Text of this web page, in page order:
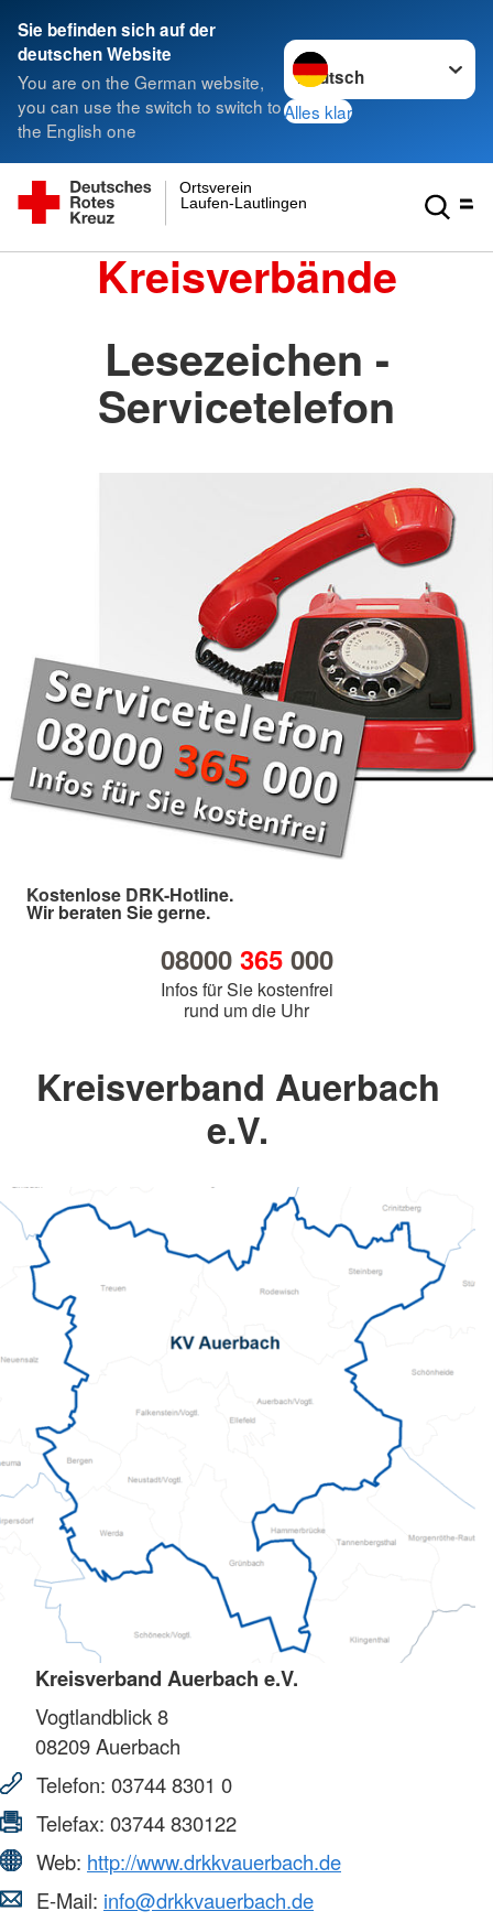
Sie befinden sich auf der
deutschen Website
You are on the German website,
you can use the switch to switch to
the English one
Sprache wechseln zu
Alles klar
Laufen-Lautlingen
Ortsverein
Kreisverbände
Lesezeichen -
Servicetelefon
Kostenlose DRK-Hotline.
Wir beraten Sie gerne.
08000 365000
Infos für Sie kostenfrei
rund um die Uhr
Kreisverband Auerbach
e.V.
Kreisverband Auerbach e.V.
Vogtlandblick 8
08209Auerbach
Telefon: 03744 8301 0
Telefax: 03744 830122
Web: http://www.drkkvauerbach.de
E-Mail: info@drkkvauerbach.de